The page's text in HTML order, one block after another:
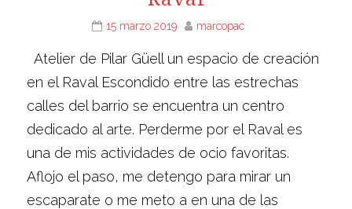
15 marzo 2019 marcopac
Atelier de Pilar Güell un espacio de creación
en el Raval Escondido entre las estrechas
calles del barrio se encuentra un centro
dedicado al arte. Perderme por el Raval es
una de mis actividades de ocio favoritas.
Aflojo el paso, me detengo para mirar un
escaparate o me meto a en una de las